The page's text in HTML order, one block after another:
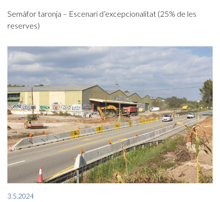
Semàfor taronja – Escenari d’excepcionalitat (25% de les
reserves)
3.5.2024